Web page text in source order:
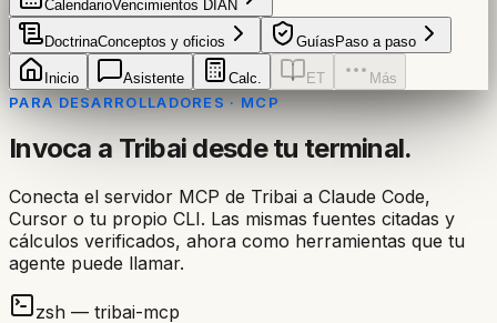
CalendarioVencimientos DIAN
DoctrinaConceptos y oficios Guías Paso a paso
Inicio Asistente Calc. ET Más
PARA DESARROLLADORES · MCP
Invoca a Tribai desde tu terminal.
Conecta el servidor MCP de Tribai a Claude Code,
Cursor o tu propio CLI. Las mismas fuentes citadas y
cálculos verificados, ahora como herramientas que tu
agente puede llamar.
zsh — tribai-mcp